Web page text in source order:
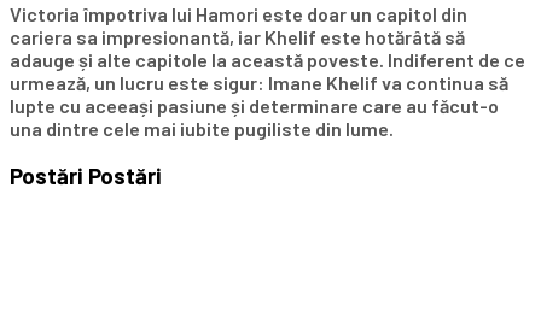
Victoria împotriva lui Hamori este doar un capitol din
cariera sa impresionantă, iar Khelif este hotărâtă să
adauge și alte capitole la această poveste. Indiferent de ce
urmează, un lucru este sigur: Imane Khelif va continua să
lupte cu aceeași pasiune și determinare care au făcut-o
una dintre cele mai iubite pugiliste din lume.
Postări Postări